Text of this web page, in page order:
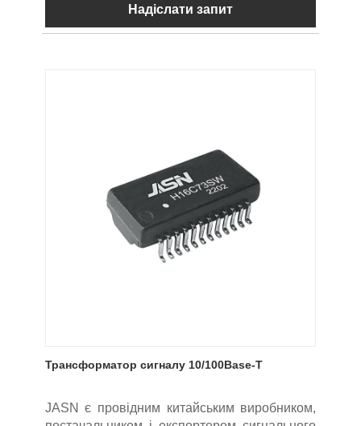
Надіслати запит
Трансформатор сигналу 10/100Base-T
JASN є провідним китайським виробником,